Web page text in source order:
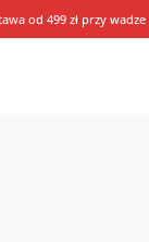
od 499 zł przy